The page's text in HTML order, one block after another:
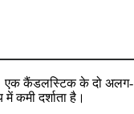
एक कैंडलस्टिक के दो अलग-
कमी दर्शाता है।